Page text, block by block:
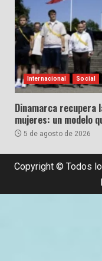
Internacional Social
Dinamarca recupera
mujeres: un modelo
5 de agosto de 2026
Copyright © Todos